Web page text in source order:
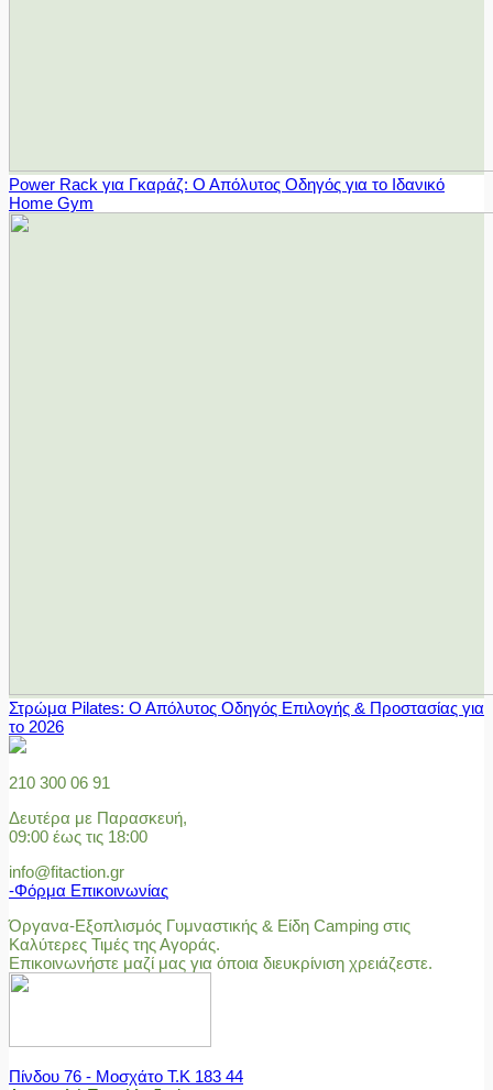
Power Rack για Γκαράζ: Ο Απόλυτος Οδηγός για το Ιδανικό
Home Gym
Στρώμα Pilates: Ο Απόλυτος Οδηγός Επιλογής & Προστασίας για
το 2026
210 300 06 91
Δευτέρα με Παρασκευή,
09:00 έως τις 18:00
info@fitaction.gr
-Φόρμα Επικοινωνίας
Όργανα-Εξοπλισμός Γυμναστικής & Είδη Camping στις
Καλύτερες Τιμές της Αγοράς.
Επικοινωνήστε μαζί μας για όποια διευκρίνιση χρειάζεστε.
Πίνδου 76 - Μοσχάτο Τ.Κ 183 44